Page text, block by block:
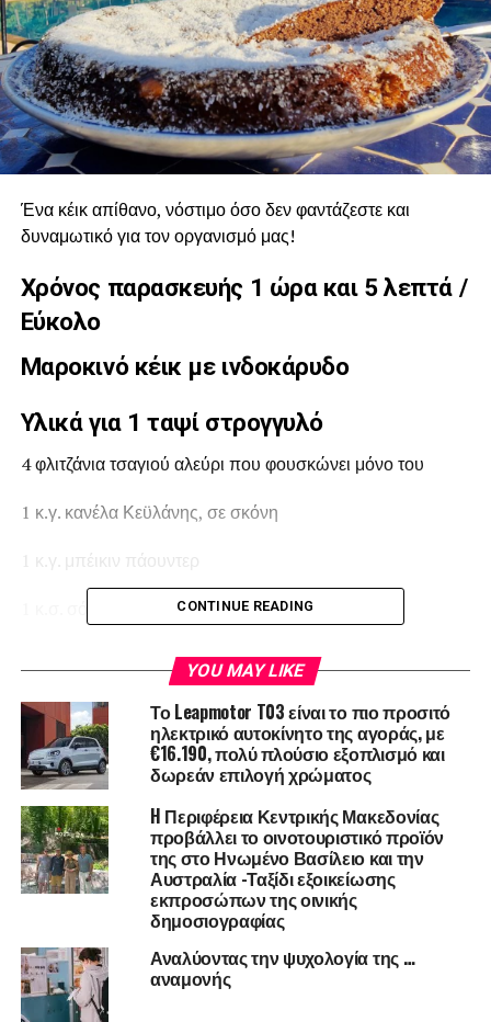
Ένα κέικ απίθανο, νόστιμο όσο δεν φαντάζεστε και
δυναμωτικό για τον οργανισμό μας!
Χρόνος παρασκευής 1 ώρα και 5 λεπτά /
Εύκολο
Μαροκινό κέικ με ινδοκάρυδο
Υλικά για 1 ταψί στρογγυλό
4 φλιτζάνια τσαγιού αλεύρι που φουσκώνει μόνο του
1 κ.γ. κανέλα Κεϋλάνης, σε σκόνη
1 κ.γ. μπέικιν πάουντερ
1 φλιτζάνι τσαγιού ζάχαρη κρυσταλλική ή καφετιά
Μισό φλιτζάνι τσαγιού νερό
1 φλιτζάνι ελαιόλαδο
¾ φλιτζάνι τσαγιού πορτοκαλάδα
1 ½ φλιτζάνι ινδοκάρυδο τριμμένο
1 φλιτζάνι τσαγιού αμύγδαλα, χοντροκομμένα
1 φλιτζάνι τσαγιού αποξηραμένα βερίκοκα ή χουρμάδες
ψιλοκομμένους
CONTINUE READING
YOU MAY LIKE
Το Leapmotor T03 είναι το πιο προσιτό
ηλεκτρικό αυτοκίνητο της αγοράς, με
€16.190, πολύ πλούσιο εξοπλισμό και
δωρεάν επιλογή χρώματος
H Περιφέρεια Κεντρικής Μακεδονίας
προβάλλει το οινοτουριστικό προϊόν
της στο Ηνωμένο Βασίλειο και την
Αυστραλία -Ταξίδι εξοικείωσης
εκπροσώπων της οινικής
δημοσιογραφίας
Αναλύοντας την ψυχολογία της …
αναμονής